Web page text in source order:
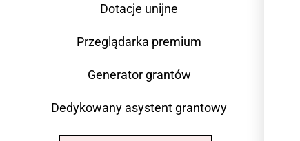
Dotacje unijne
Przeglądarka premium
Generator grantów
Dedykowany asystent grantowy